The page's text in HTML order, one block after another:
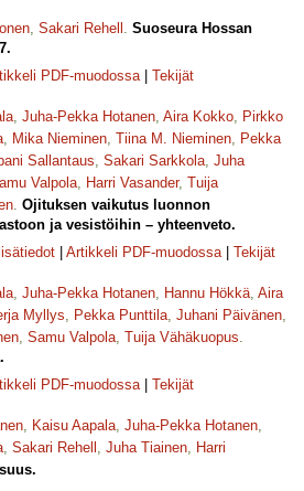
, Sakari Rehell . Suoseura Hossan
PDF-muodossa| Tekijät
, Juha-Pekka Hotanen, Aira Kokko, Pirkko
, Mika Nieminen, Tiina M. Nieminen, Pekka
Sallantaus, Sakari Sarkkola, Juha
Valpola, Harri Vasander, Tuija
. Ojituksen vaikutus luonnon
ja vesistöihin – yhteenveto.
Artikkeli PDF-muodossa| Tekijät
, Juha-Pekka Hotanen, Hannu Hökkä, Aira
Myllys, Pekka Punttila, Juhani Päivänen,
, Samu Valpola, Tuija Vähäkuopus.
PDF-muodossa| Tekijät
, Kaisu Aapala, Juha-Pekka Hotanen,
, Sakari Rehell , Juha Tiainen, Harri